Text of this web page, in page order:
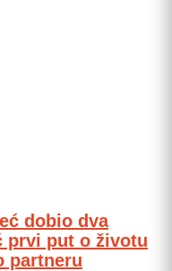
dobio dva
prvi put o životu
partneru